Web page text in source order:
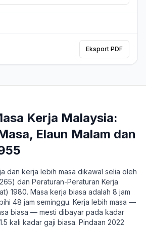
Eksport PDF
Kerja Malaysia:
Elaun Malam dan
dan kerja lebih masa dikawal selia oleh
dan Peraturan-Peraturan Kerja
1980. Masa kerja biasa adalah 8 jam
48 jam seminggu. Kerja lebih masa —
biasa — mesti dibayar pada kadar
kali kadar gaji biasa. Pindaan 2022